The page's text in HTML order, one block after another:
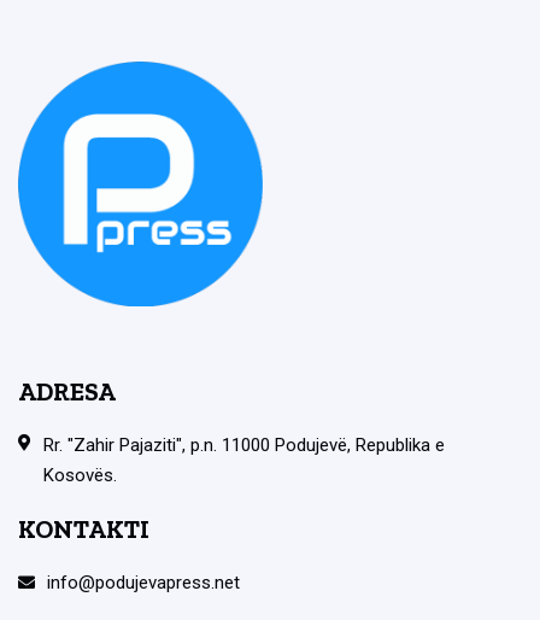
ADRESA
Rr. "Zahir Pajaziti", p.n. 11000 Podujevë, Republika e
Kosovës.
KONTAKTI
info@podujevapress.net